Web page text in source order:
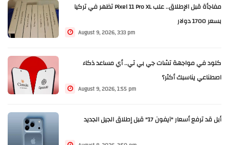
مفاجأة قبل الإطلاق.. علب Pixel 11 Pro XL تظهر في تركيا
بسعر 1700 دولار
August 9, 2026, 3:33 pm
كلود في مواجهة تشات جي بي تي.. أي مساعد ذكاء
اصطناعي يناسبك أكثر؟
August 9, 2026, 1:55 pm
أبل قد ترفع أسعار "آيفون 17" قبل إطلاق الجيل الجديد